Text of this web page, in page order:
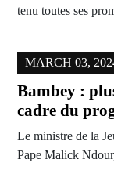
tenu toutes ses
MARCH 03,
Bambey :
cadre du
Le ministre de la
Pape Malick